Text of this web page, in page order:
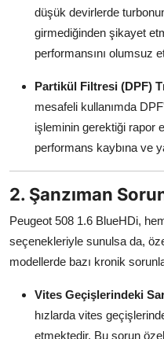
düşük devirlerde
girmediğinden şikayet
performansını olumsuz
Partikül Filtresi (DPF)
mesafeli kullanımda
işleminin gerektiği rapor
performans kaybına ve
2. Şanzıman
Peugeot 508 1.6 BlueHDi,
seçenekleriyle sunulsa da,
modellerde bazı kronik
Vites Geçişlerindeki
hızlarda vites
etmektedir. Bu sorun